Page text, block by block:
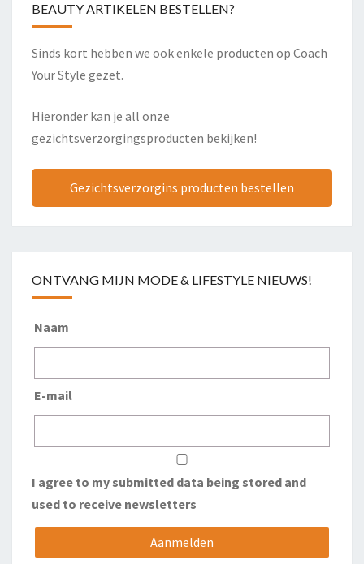
BEAUTY ARTIKELEN BESTELLEN?
Sinds kort hebben we ook enkele producten op Coach
Your Style gezet.
Hieronder kan je all onze
gezichtsverzorgingsproducten bekijken!
Gezichtsverzorgins producten bestellen
ONTVANG MIJN MODE & LIFESTYLE NIEUWS!
Naam
E-mail
I agree to my submitted data being stored and
used to receive newsletters